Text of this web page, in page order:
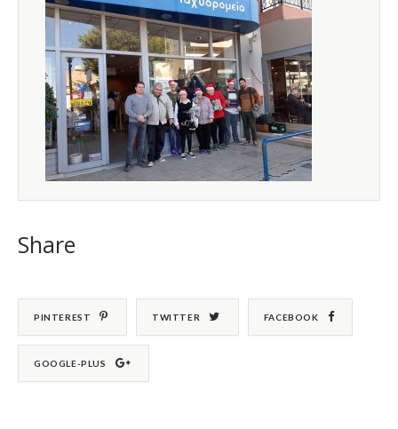
Share
PINTEREST TWITTER FACEBOOK
GOOGLE-PLUS